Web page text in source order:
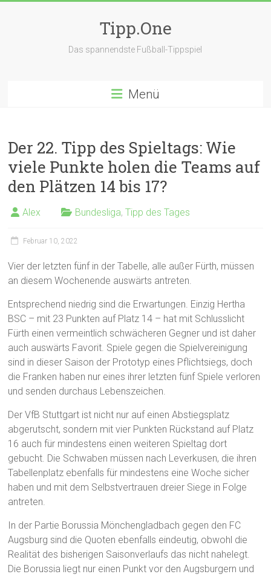
Tipp.One
Das spannendste Fußball-Tippspiel
Menü
Der 22. Tipp des Spieltags: Wie
viele Punkte holen die Teams auf
den Plätzen 14 bis 17?
Alex Bundesliga,Tipp des Tages
Februar 10, 2022
Vier der letzten fünf in der Tabelle, alle außer Fürth, müssen
an diesem Wochenende auswärts antreten.
Entsprechend niedrig sind die Erwartungen. Einzig Hertha
BSC – mit 23 Punkten auf Platz 14 – hat mit Schlusslicht
Fürth einen vermeintlich schwächeren Gegner und ist daher
auch auswärts Favorit. Spiele gegen die Spielvereinigung
sind in dieser Saison der Prototyp eines Pflichtsiegs, doch
die Franken haben nur eines ihrer letzten fünf Spiele verloren
und senden durchaus Lebenszeichen.
Der VfB Stuttgart ist nicht nur auf einen Abstiegsplatz
abgerutscht, sondern mit vier Punkten Rückstand auf Platz
16 auch für mindestens einen weiteren Spieltag dort
gebucht. Die Schwaben müssen nach Leverkusen, die ihren
Tabellenplatz ebenfalls für mindestens eine Woche sicher
haben und mit dem Selbstvertrauen dreier Siege in Folge
antreten.
In der Partie Borussia Mönchengladbach gegen den FC
Augsburg sind die Quoten ebenfalls eindeutig, obwohl die
Realität des bisherigen Saisonverlaufs das nicht nahelegt.
Die Borussia liegt nur einen Punkt vor den Augsburgern und